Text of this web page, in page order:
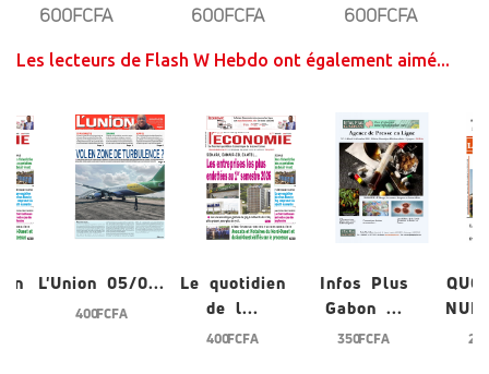
600FCFA 600FCFA 600FCFA
Les lecteurs de Flash W Hebdo ont également aimé...
L'Union 05/0...
400 FCFA
Le quotidien
de l...
400 FCFA
Infos Plus
Gabon ...
350 FCFA